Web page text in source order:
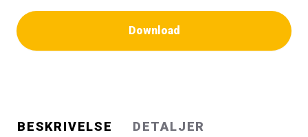
Download
BESKRIVELSE DETALJER